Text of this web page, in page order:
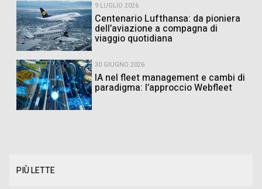
9 LUGLIO 2026
Centenario Lufthansa: da pioniera
dell’aviazione a compagna di
viaggio quotidiana
30 GIUGNO 2026
IA nel fleet management e cambi di
paradigma: l’approccio Webfleet
PIÙ LETTE